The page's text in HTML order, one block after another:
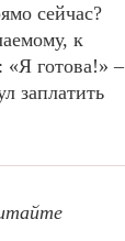
сейчас?
к
готова!» –
заплатить